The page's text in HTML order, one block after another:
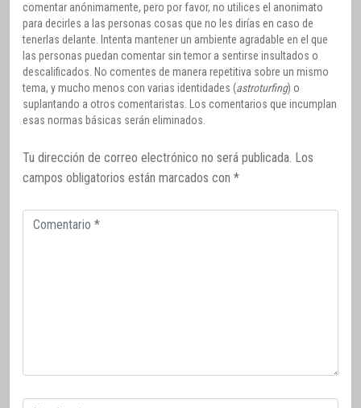
comentar anónimamente, pero por favor, no utilices el anonimato
para decirles a las personas cosas que no les dirías en caso de
tenerlas delante. Intenta mantener un ambiente agradable en el que
las personas puedan comentar sin temor a sentirse insultados o
descalificados. No comentes de manera repetitiva sobre un mismo
tema, y mucho menos con varias identidades (astroturfing) o
suplantando a otros comentaristas. Los comentarios que incumplan
esas normas básicas serán eliminados.
Tu dirección de correo electrónico no será publicada. Los
campos obligatorios están marcados con *
Comentario